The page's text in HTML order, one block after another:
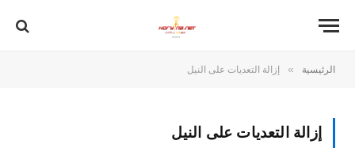
الرئيسية » إزالة التعديات على النيل
إزالة التعديات على النيل